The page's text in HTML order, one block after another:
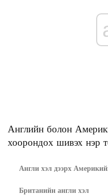
Английн болон
хоорондох шивэх нэр
Англи хэл дээрх
Британийн англи хэл